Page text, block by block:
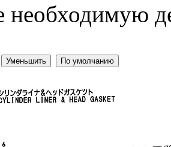
Уменьшить По умолчанию